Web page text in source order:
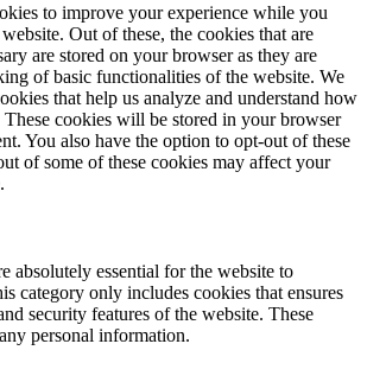
to improve your experience while you
Out of these, the cookies that are
are stored on your browser as they are
of basic functionalities of the website. We
that help us analyze and understand how
cookies will be stored in your browser
You also have the option to opt-out of these
of some of these cookies may affect your
absolutely essential for the website to
category only includes cookies that ensures
security features of the website. These
personal information.